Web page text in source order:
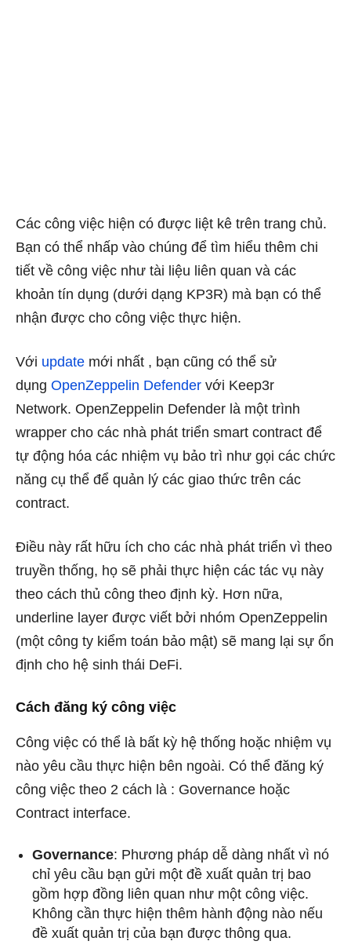
Các công việc hiện có được liệt kê trên trang chủ.
Bạn có thể nhấp vào chúng để tìm hiểu thêm chi
tiết về công việc như tài liệu liên quan và các
khoản tín dụng (dưới dạng KP3R) mà bạn có thể
nhận được cho công việc thực hiện.
Với update mới nhất , bạn cũng có thể sử
dụng OpenZeppelin Defender với Keep3r
Network. OpenZeppelin Defender là một trình
wrapper cho các nhà phát triển smart contract để
tự động hóa các nhiệm vụ bảo trì như gọi các chức
năng cụ thể để quản lý các giao thức trên các
contract.
Điều này rất hữu ích cho các nhà phát triển vì theo
truyền thống, họ sẽ phải thực hiện các tác vụ này
theo cách thủ công theo định kỳ. Hơn nữa,
underline layer được viết bởi nhóm OpenZeppelin
(một công ty kiểm toán bảo mật) sẽ mang lại sự ổn
định cho hệ sinh thái DeFi.
Cách đăng ký công việc
Công việc có thể là bất kỳ hệ thống hoặc nhiệm vụ
nào yêu cầu thực hiện bên ngoài. Có thể đăng ký
công việc theo 2 cách là : Governance hoặc
Contract interface.
Governance: Phương pháp dễ dàng nhất vì nó
chỉ yêu cầu bạn gửi một đề xuất quản trị bao
gồm hợp đồng liên quan như một công việc.
Không cần thực hiện thêm hành động nào nếu
đề xuất quản trị của bạn được thông qua.